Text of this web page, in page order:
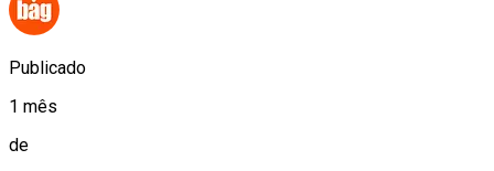
Publicado
1 mês
de